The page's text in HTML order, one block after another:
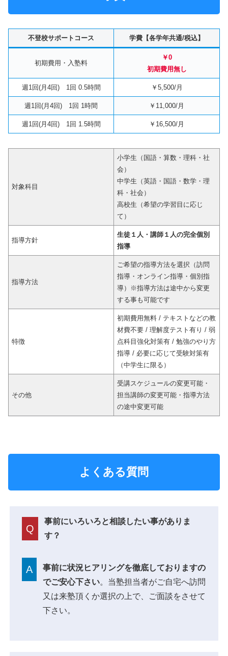
不登校サポートコース 学費【各学年共通/税込】
初期費用・入塾料
￥0
初期費用無し
週1回(月4回) 1回 0.5時間 ￥5,500/月
週1回(月4回) 1回 1時間 ￥11,000/月
週1回(月4回) 1回 1.5時間 ￥16,500/月
対象科目
小学生（国語・算数・理科・社
会）
中学生（英語・国語・数学・理
科・社会）
高校生（希望の学習目に応じ
て）
指導方針
生徒１人・講師１人の完全個別
指導
指導方法
ご希望の指導方法を選択（訪問
指導・オンライン指導・個別指
導）※指導方法は途中から変更
する事も可能です
特徴
初期費用無料 / テキストなどの教
材費不要 / 理解度テスト有り / 弱
点科目強化対策有 / 勉強のやり方
指導 / 必要に応じて受験対策有
（中学生に限る）
その他
受講スケジュールの変更可能・
担当講師の変更可能・指導方法
の途中変更可能
よくある質問
Q
事前にいろいろと相談したい事がありま
す？
A
事前に状況ヒアリングを徹底しておりますの
でご安心下さい。当塾担当者がご自宅へ訪問
又は来塾頂くか選択の上で、ご面談をさせて
下さい。